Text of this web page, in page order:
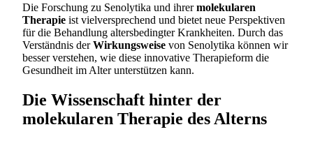
Die Forschung zu Senolytika und ihrermolekularen
Therapie ist vielversprechend und bietet neue Perspektiven
für die Behandlung altersbedingter Krankheiten. Durch das
Verständnis derWirkungsweise von Senolytika können wir
besser verstehen, wie diese innovative Therapieform die
Gesundheit im Alter unterstützen kann.
Die Wissenschaft hinter der
molekularen Therapie des Alterns